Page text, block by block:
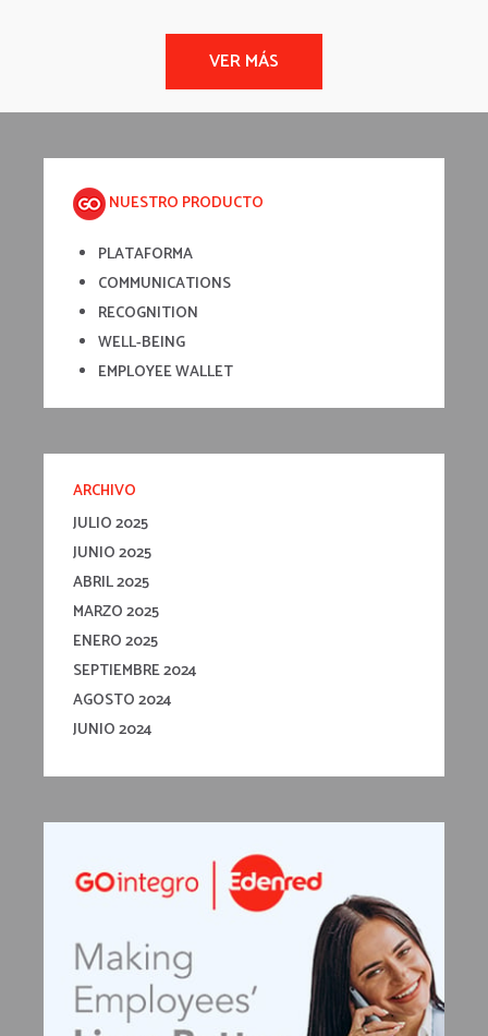
NUESTRO PRODUCTO
PLATAFORMA
COMMUNICATIONS
RECOGNITION
WELL-BEING
EMPLOYEE WALLET
ARCHIVO
JULIO 2025
JUNIO 2025
ABRIL 2025
MARZO 2025
ENERO 2025
SEPTIEMBRE 2024
AGOSTO 2024
JUNIO 2024